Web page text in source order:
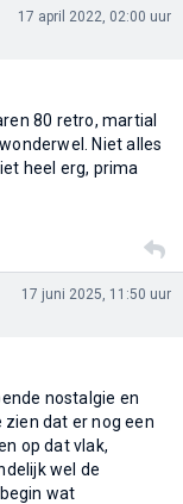
17 april 2022, 02:00 uur
80 retro, martial
Niet alles
heel erg, prima
17 juni 2025, 11:50 uur
nostalgie en
dat er nog een
op dat vlak,
wel de
wat